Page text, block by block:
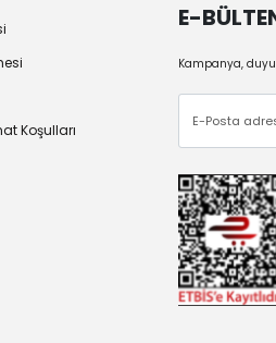
Koşulları
E-
Kampanya,